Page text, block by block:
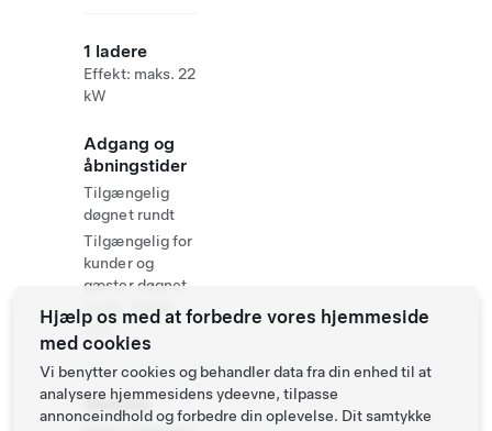
1 ladere
Effekt: maks. 22
kW
Adgang og
åbningstider
Tilgængelig
døgnet rundt
Tilgængelig for
kunder og
gæster døgnet
rundt. Parkér
selv
Website
Hjælp os med at forbedre vores hjemmeside
med cookies
Vi benytter cookies og behandler data fra din enhed til at
analysere hjemmesidens ydeevne, tilpasse
annonceindhold og forbedre din oplevelse. Dit samtykke